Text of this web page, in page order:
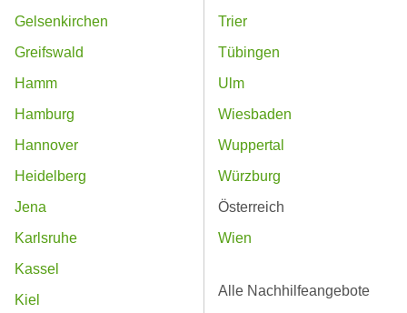
Gelsenkirchen
Greifswald
Hamm
Hamburg
Hannover
Heidelberg
Jena
Karlsruhe
Kassel
Kiel
Trier
Tübingen
Ulm
Wiesbaden
Wuppertal
Würzburg
Österreich
Wien
Alle Nachhilfeangebote